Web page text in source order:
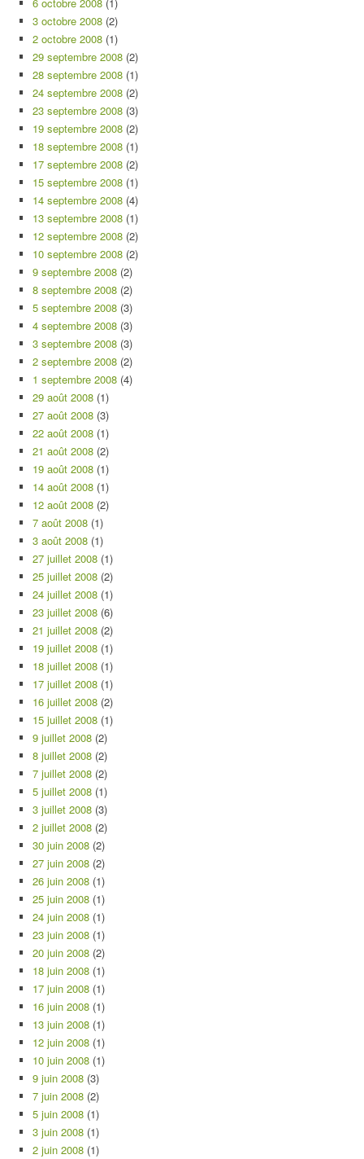
3 octobre 2008 (2)
2 octobre 2008 (1)
29 septembre 2008 (2)
28 septembre 2008 (1)
24 septembre 2008 (2)
23 septembre 2008 (3)
19 septembre 2008 (2)
18 septembre 2008 (1)
17 septembre 2008 (2)
15 septembre 2008 (1)
14 septembre 2008 (4)
13 septembre 2008 (1)
12 septembre 2008 (2)
10 septembre 2008 (2)
9 septembre 2008 (2)
8 septembre 2008 (2)
5 septembre 2008 (3)
4 septembre 2008 (3)
3 septembre 2008 (3)
2 septembre 2008 (2)
1 septembre 2008 (4)
29 août 2008 (1)
27 août 2008 (3)
22 août 2008 (1)
21 août 2008 (2)
19 août 2008 (1)
14 août 2008 (1)
12 août 2008 (2)
7 août 2008 (1)
3 août 2008 (1)
27 juillet 2008 (1)
25 juillet 2008 (2)
24 juillet 2008 (1)
23 juillet 2008 (6)
21 juillet 2008 (2)
19 juillet 2008 (1)
18 juillet 2008 (1)
17 juillet 2008 (1)
16 juillet 2008 (2)
15 juillet 2008 (1)
9 juillet 2008 (2)
8 juillet 2008 (2)
7 juillet 2008 (2)
5 juillet 2008 (1)
3 juillet 2008 (3)
2 juillet 2008 (2)
30 juin 2008 (2)
27 juin 2008 (2)
26 juin 2008 (1)
25 juin 2008 (1)
24 juin 2008 (1)
23 juin 2008 (1)
20 juin 2008 (2)
18 juin 2008 (1)
17 juin 2008 (1)
16 juin 2008 (1)
13 juin 2008 (1)
12 juin 2008 (1)
10 juin 2008 (1)
9 juin 2008 (3)
7 juin 2008 (2)
5 juin 2008 (1)
3 juin 2008 (1)
2 juin 2008 (1)